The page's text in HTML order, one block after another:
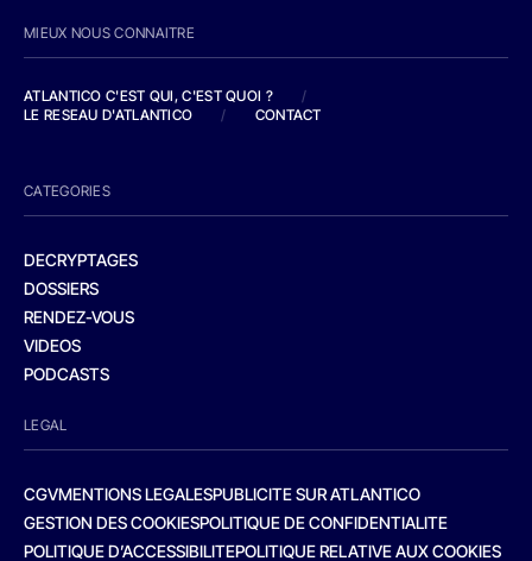
MIEUX NOUS CONNAITRE
ATLANTICO C'EST QUI, C'EST QUOI ?
/
LE RESEAU D'ATLANTICO
/ CONTACT
CATEGORIES
DECRYPTAGES
DOSSIERS
RENDEZ-VOUS
VIDEOS
PODCASTS
LEGAL
CGVMENTIONS LEGALESPUBLICITE SUR ATLANTICO
GESTION DES COOKIESPOLITIQUE DE CONFIDENTIALITE
POLITIQUE D’ACCESSIBILITEPOLITIQUE RELATIVE AUX COOKIES